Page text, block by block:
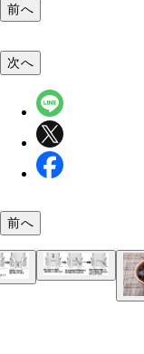
前へ
近年のコ
豆や寒天
法」
いぼ痔の
次へ
前へ